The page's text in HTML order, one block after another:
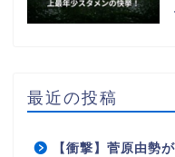
最近の投稿
【衝撃】菅原由勢